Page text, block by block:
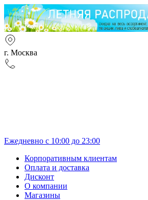
г. Москва
Ежедневно с 10:00 до 23:00
Корпоративным клиентам
Оплата и доставка
Дисконт
О компании
Магазины